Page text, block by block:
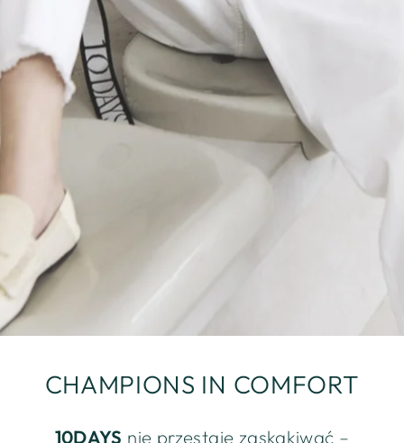
CHAMPIONS IN COMFORT
10DAYS nie przestaje zaskakiwać –